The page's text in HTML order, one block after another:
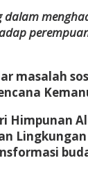
masalah
Himpunan